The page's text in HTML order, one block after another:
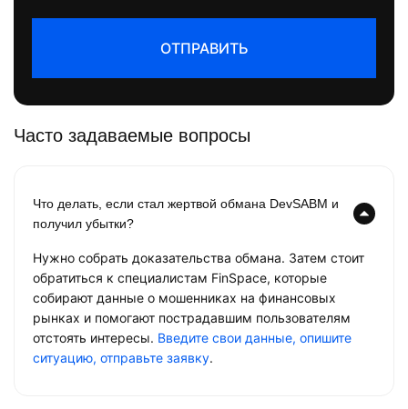
ОТПРАВИТЬ
Часто задаваемые вопросы
Что делать, если стал жертвой обмана DevSABM и
получил убытки?
Нужно собрать доказательства обмана. Затем стоит
обратиться к специалистам FinSpace, которые
собирают данные о мошенниках на финансовых
рынках и помогают пострадавшим пользователям
отстоять интересы. Введите свои данные, опишите
ситуацию, отправьте заявку.